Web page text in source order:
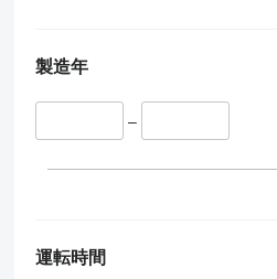
製造年
–
運転時間